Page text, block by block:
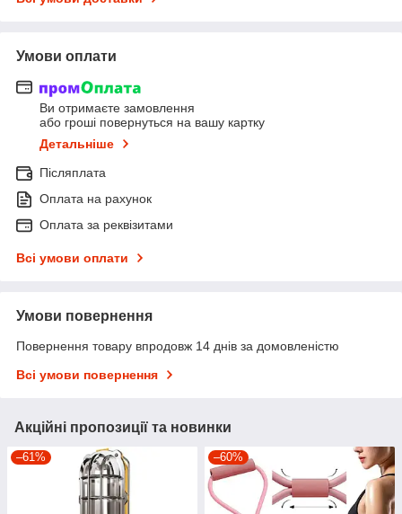
Умови оплати
Ви отримаєте замовлення
або гроші повернуться на вашу картку
Детальніше
Післяплата
Оплата на рахунок
Оплата за реквізитами
Всі умови оплати
Умови повернення
Повернення товару впродовж 14 днів за домовленістю
Всі умови повернення
Акційні пропозиції та новинки
–61% –60%